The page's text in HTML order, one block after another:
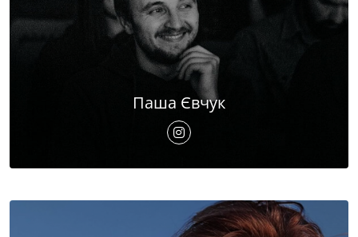
Паша Євчук